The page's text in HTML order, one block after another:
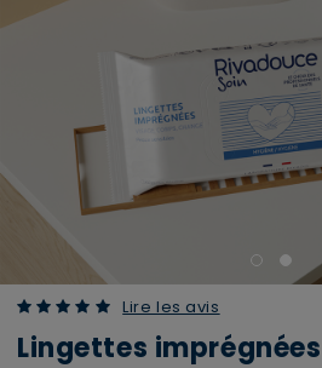
5.00 out of 5 Customer Rating
Lire les avis
Lingettes